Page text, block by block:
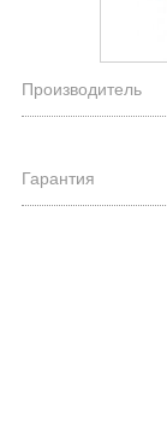
Производитель
Гарантия